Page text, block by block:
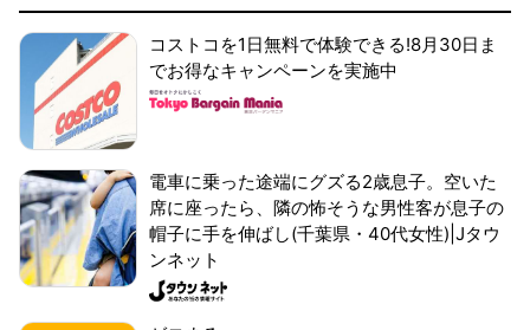
コストコを1日無料で体験できる!8月30日ま
でお得なキャンペーンを実施中
電車に乗った途端にグズる2歳息子。空いた
席に座ったら、隣の怖そうな男性客が息子の
帽子に手を伸ばし(千葉県・40代女性)|Jタウ
ンネット